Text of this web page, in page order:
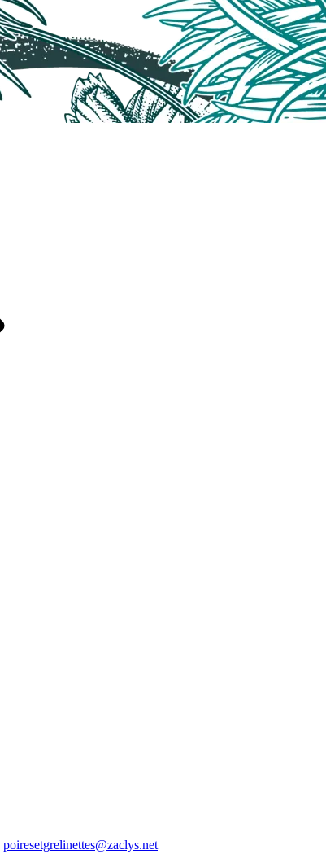
poiresetgrelinettes@zaclys.net